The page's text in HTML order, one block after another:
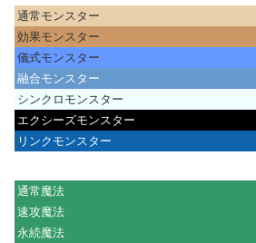
通常モンスター
効果モンスター
儀式モンスター
融合モンスター
シンクロモンスター
エクシーズモンスター
リンクモンスター
通常魔法
速攻魔法
永続魔法